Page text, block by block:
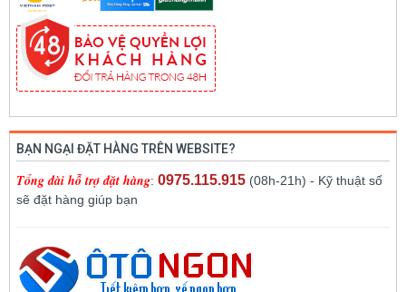
BẠN NGẠI ĐẶT HÀNG TRÊN WEBSITE?
Tổng đài hỗ trợ đặt hàng: 0975.115.915 (08h-21h) - Kỹ thuật số
sẽ đặt hàng giúp bạn